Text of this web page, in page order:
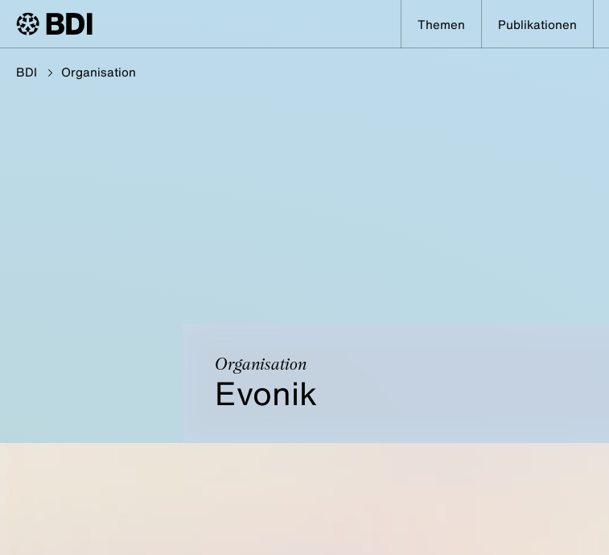
Themen Publikationen
BDI Organisation
Organisation
Evonik